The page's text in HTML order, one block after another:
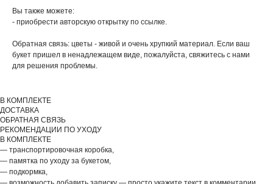
Вы также можете:
- приобрести авторскую открытку по ссылке.
Обратная связь: цветы - живой и очень хрупкий материал. Если ваш
букет пришел в ненадлежащем виде, пожалуйста, свяжитесь с нами
для решения проблемы.
В КОМПЛЕКТЕ
ДОСТАВКА
ОБРАТНАЯ СВЯЗЬ
РЕКОМЕНДАЦИИ ПО УХОДУ
В КОМПЛЕКТЕ
— транспортировочная коробка,
— памятка по уходу за букетом,
— подкормка,
ДОБАВЬТЕ ПОДАРОК